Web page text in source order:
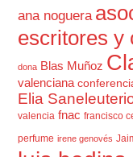
ana noguera
escritores y
dona Blas Muñoz
valenciana
Elia
valencia fnac francisco
perfume irene genovés